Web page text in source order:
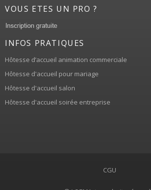
VOUS ETES UN PRO ?
INFOS PRATIQUES
Hôtesse d’accueil animation commerciale
Hôtesse d'accueil pour mariage
Hôtesse d'accueil salon
Hôtesse d'accueil soirée entreprise
CGU